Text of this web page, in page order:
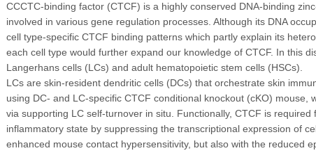
CCCTC-binding factor (CTCF) is a highly conserved DNA-binding
involved in various gene regulation processes. Although its DNA
cell type-specific CTCF binding patterns which partly explain its
each cell type would further expand our knowledge of CTCF. In this
Langerhans cells (LCs) and adult hematopoietic stem cells (HSCs).
LCs are skin-resident dendritic cells (DCs) that orchestrate skin
using DC- and LC-specific CTCF conditional knockout (cKO)
via supporting LC self-turnover in situ. Functionally, CTCF is
inflammatory state by suppressing the transcriptional expression of
enhanced mouse contact hypersensitivity, but also with the reduced